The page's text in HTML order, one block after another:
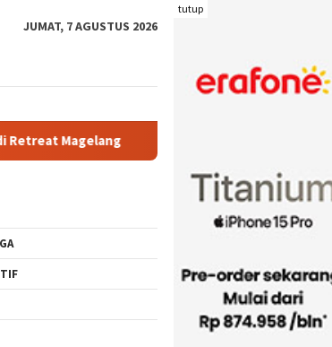
tutup
JUMAT, 7 AGUSTUS 2026
Rutan Kelas IIB Raba Bima Sambut Kunjungan